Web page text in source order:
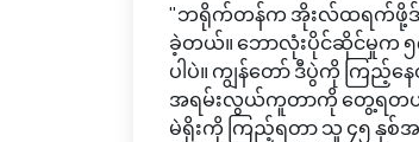
"ဘရိုက်တန်က အိုးလ်ထရက်ဖို့ဒ်မှာ
ခဲ့တယ်။ ဘောလုံးပိုင်ဆိုင်မှုက ၅
ပါပဲ။ ကျွန်တော် ဒီပွဲကို ကြည့်
အရမ်းလွယ်ကူတာကို တွေ့ရတယ်
မဲရိုးကို ကြည့်ရတာ သူ ၄၅ နှစ်